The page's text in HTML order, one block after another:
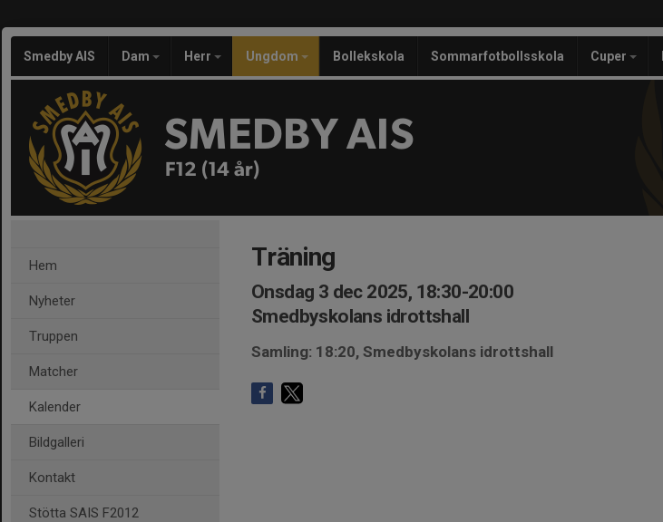
Smedby AIS Dam Herr Ungdom Bollekskola Sommarfotbollsskola Cuper
SMEDBY AIS
F12 (14 år)
Hem
Nyheter
Truppen
Matcher
Kalender
Bildgalleri
Kontakt
Stötta SAIS F2012
Träning
Onsdag 3 dec 2025, 18:30-20:00
Smedbyskolans idrottshall
Samling: 18:20, Smedbyskolans idrottshall